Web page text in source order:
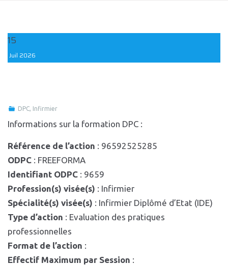
15
Juil 2026
DPC, Infirmier
Informations sur la formation DPC :
Référence de l’action : 96592525285
ODPC : FREEFORMA
Identifiant ODPC : 9659
Profession(s) visée(s) : Infirmier
Spécialité(s) visée(s) : Infirmier Diplômé d’Etat (IDE)
Type d’action : Evaluation des pratiques
professionnelles
Format de l’action :
Effectif Maximum par Session :